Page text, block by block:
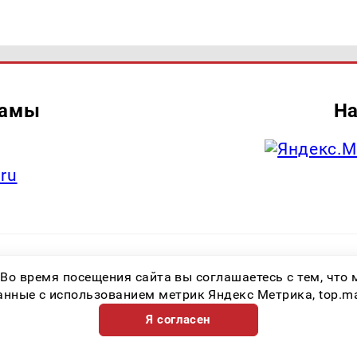
информационной продукции: 16+ Зарегистрировавший орган:
коммуникаций (Роскомнадзор) Регистрационный номер СМИ ЭЛ № ФС
время посещения сайта вы соглашаетесь с тем,
с использованием метрик Яндекс Метрика,
Я согласен